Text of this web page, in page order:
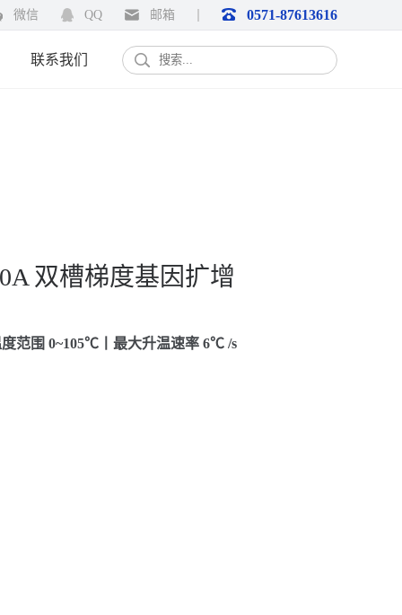
0571-87613616
邮箱
QQ
微信
联系我们
EN
双槽梯度基因扩增
范围 0~105℃丨最大升温速率 6℃ /s